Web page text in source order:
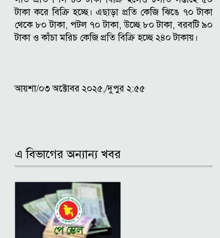
টাকা করে বিক্রি হচ্ছে। এছাড়া প্রতি কেজি ঝিঙে ৭০ টাকা
থেকে ৮০ টাকা, পটল ৭০ টাকা, উচ্ছে ৮০ টাকা, বরবটি ৯০
টাকা ও কাঁচা মরিচ কেজি প্রতি বিক্রি হচ্ছে ২৪০ টাকায়।
আয়শা/০৩ অক্টোবর ২০২৫,/দুপুর ২:৫৫
এ বিভাগের অন্যান্য খবর